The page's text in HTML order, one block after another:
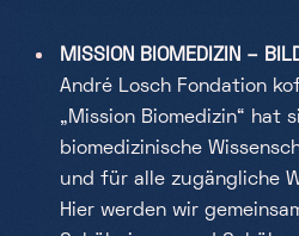
MISSION BIOMEDIZIN –
André Losch Fondation
„Mission Biomedizin“ hat
biomedizinische
und für alle zugängliche
Hier werden wir